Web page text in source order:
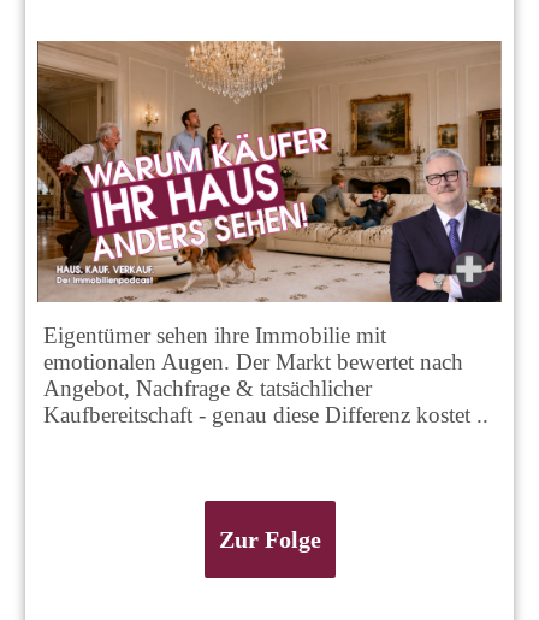
Eigentümer sehen ihre Immobilie mit
emotionalen Augen. Der Markt bewertet nach
Angebot, Nachfrage & tatsächlicher
Kaufbereitschaft - genau diese Differenz kostet ..
Zur Folge